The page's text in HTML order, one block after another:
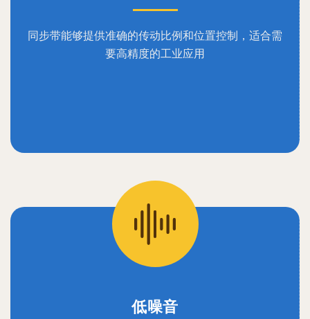
同步带能够提供准确的传动比例和位置控制，适合需
要高精度的工业应用
低噪音